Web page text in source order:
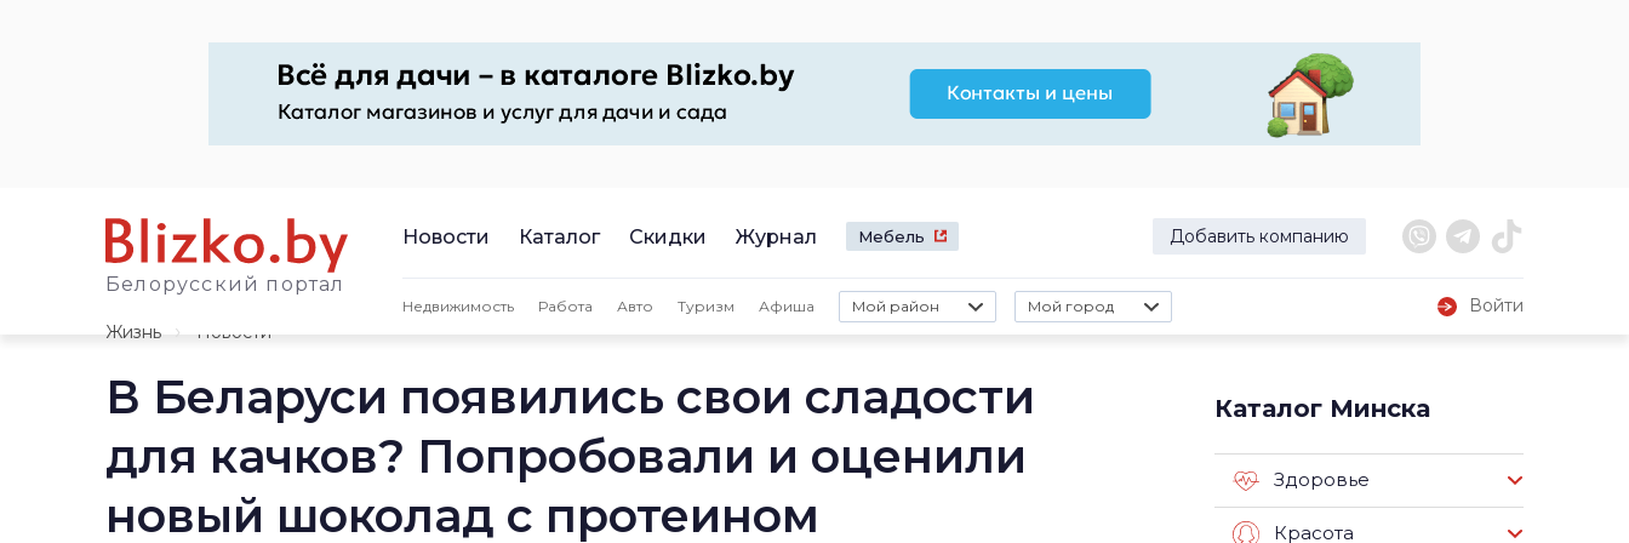
Белорусский портал
Новости Каталог Скидки Журнал Мебель Добавить компанию
Недвижимость Работа Авто Туризм Афиша Мой район Мой город
Войти
Жизнь
Новости
В Беларуси появились свои сладости
для качков? Попробовали и оценили
новый шоколад с протеином
Каталог Минска
Здоровье
Красота